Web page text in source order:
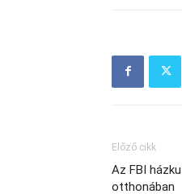
Előző cikk
Az FBI
otthonában